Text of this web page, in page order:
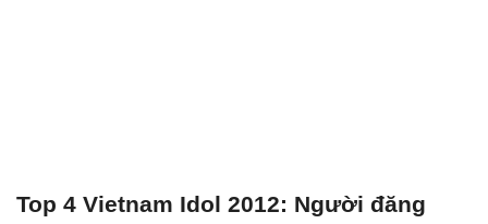
Top 4 Vietnam Idol 2012: Người đăng